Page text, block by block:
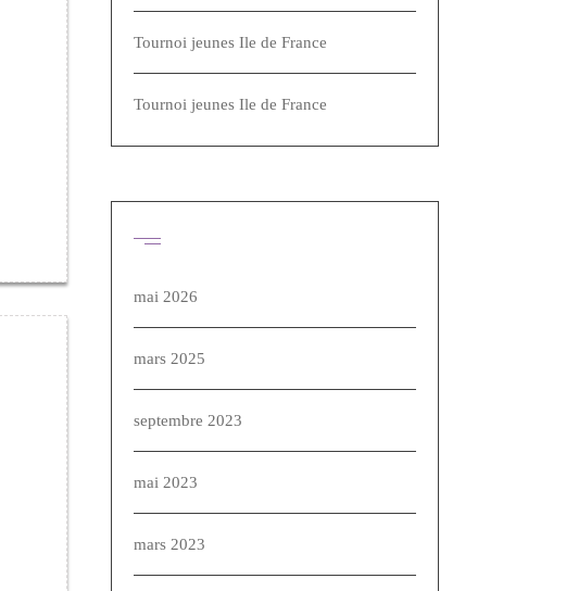
Tournoi jeunes Ile de France
Tournoi jeunes Ile de France
mai 2026
mars 2025
septembre 2023
mai 2023
mars 2023